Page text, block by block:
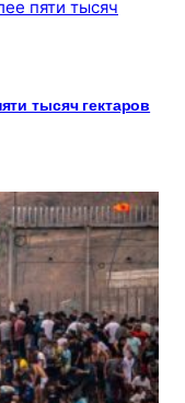
тысяч гектаров